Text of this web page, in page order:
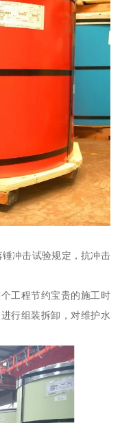
锤冲击试验规定，抗冲击
工程节约宝贵的施工时
行组装拆卸，对维护水